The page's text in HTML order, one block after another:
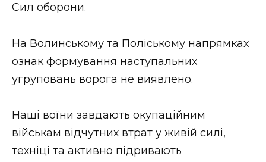
Сил оборони.
На Волинському та Поліському напрямках
ознак формування наступальних
угруповань ворога не виявлено.
Наші воїни завдають окупаційним
військам відчутних втрат у живій силі,
техніці та активно підривають